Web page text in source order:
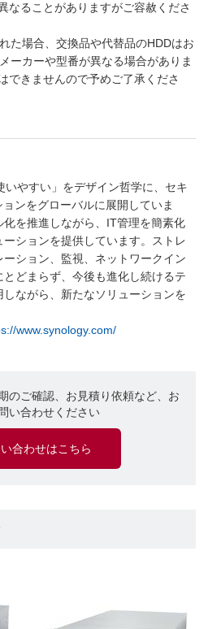
なることがありますがご容赦くださ
た場合、交換品や代替品のHDDはお
ーカーや型番が異なる場合がありま
できませんので予めご了承くださ
やすい」をデザイン哲学に、セキ
ンをグローバルに展開していま
を推進しながら、IT管理を簡素化
ションを提供しています。ストレ
ション、監視、ネットワークイン
どまらず、今後も進化し続けるテ
ながら、新たなソリューションを
www.synology.com/
のご確認、お見積り依頼など、お
い合わせください
合わせはこちら